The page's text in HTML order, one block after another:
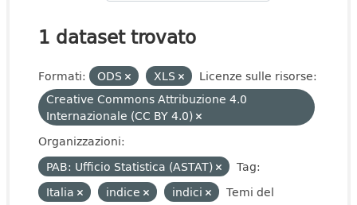
1 dataset trovato
Formati: ODS XLS
Licenze sulle risorse:
Creative Commons Attribuzione 4.0
Internazionale (CC BY 4.0)
Organizzazioni:
PAB: Ufficio Statistica (ASTAT)
Tag:
Italia
indice indici
Temi del